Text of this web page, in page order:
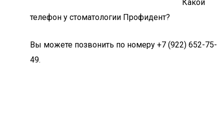
Какой
телефон у стоматологии Профидент?
Вы можете позвонить по номеру +7 (922) 652-75-
49.